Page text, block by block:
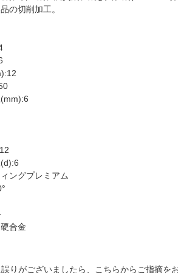
の切削加工。
(mm):6
ングプレミアム
合金
りがございましたら、こちらからご指摘を